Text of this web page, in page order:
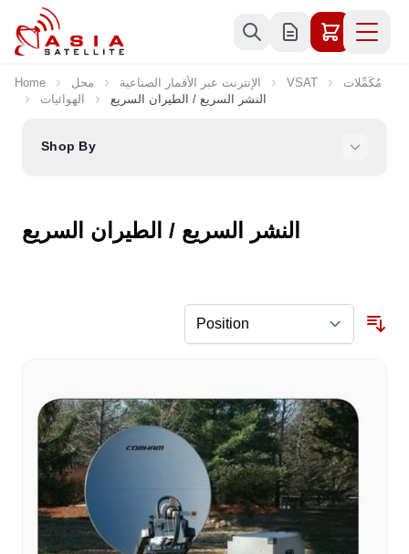
Skip to Content
Home محل الإنترنت عبر الأقمار الصناعية VSAT
مُكَمِّلات
الهوائيات
النشر السريع / الطيران السريع
Shop By
النشر السريع / الطيران السريع